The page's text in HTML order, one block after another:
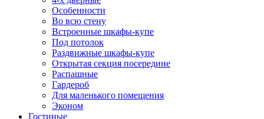
Особенности
Во всю стену
Встроенные шкафы-купе
Под потолок
Раздвижные шкафы-купе
Открытая секция посередине
Распашные
Гардероб
Для маленького помещения
Эконом
Гостиные